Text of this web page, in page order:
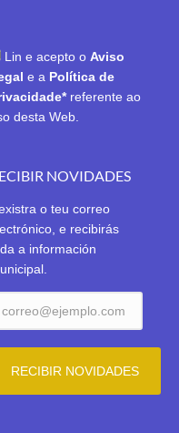
Lin e acepto o Aviso
e a Política de
referente ao
desta Web.
NOVIDADES
o teu correo
e recibirás
a información